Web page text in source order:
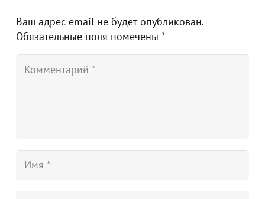
Ваш адрес email не будет опубликован.
Обязательные поля помечены *